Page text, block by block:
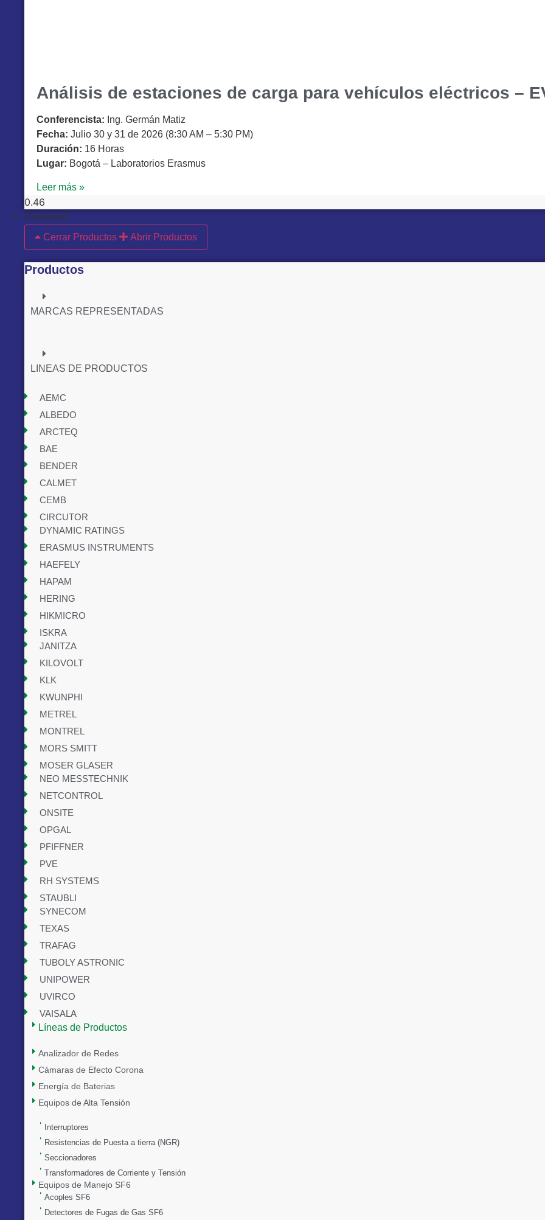
Análisis de estaciones de carga para vehículos eléctricos –
Conferencista: Ing. Germán Matiz
Fecha: Julio 30 y 31 de 2026 (8:30 AM – 5:30 PM)
Duración: 16 Horas
Lugar: Bogotá – Laboratorios Erasmus
Leer más »
Productos
Cerrar Productos
Abrir Productos
Productos
MARCAS REPRESENTADAS
LINEAS DE PRODUCTOS
AEMC
ALBEDO
ARCTEQ
BAE
BENDER
CALMET
CEMB
CIRCUTOR
DYNAMIC RATINGS
ERASMUS INSTRUMENTS
HAEFELY
HAPAM
HERING
HIKMICRO
ISKRA
JANITZA
KILOVOLT
KLK
KWUNPHI
METREL
MONTREL
MORS SMITT
MOSER GLASER
NEO MESSTECHNIK
NETCONTROL
ONSITE
OPGAL
PFIFFNER
PVE
RH SYSTEMS
STAUBLI
SYNECOM
TEXAS
TRAFAG
TUBOLY ASTRONIC
UNIPOWER
UVIRCO
VAISALA
Líneas de Productos
Analizador de Redes
Cámaras de Efecto Corona
Energía de Baterias
Equipos de Alta Tensión
Interruptores
Resistencias de Puesta a tierra (NGR)
Seccionadores
Transformadores de Corriente y Tensión
Equipos de Manejo SF6
Acoples SF6
Detectores de Fugas de Gas SF6